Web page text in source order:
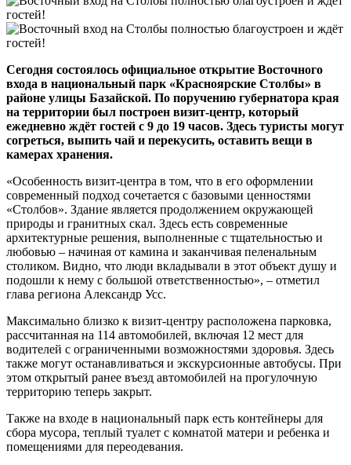
Сегодня состоялось официальное открытие Восточного
входа в национальный парк «Красноярские Столбы» в
районе улицы Базайской. По поручению губернатора края
на территории был построен визит-центр, который
ежедневно ждёт гостей с 9 до 19 часов. Здесь туристы могут
согреться, выпить чай и перекусить, оставить вещи в
камерах хранения.
«Особенность визит-центра в том, что в его оформлении
современный подход сочетается с базовыми ценностями
«Столбов». Здание является продолжением окружающей
природы и гранитных скал. Здесь есть современные
архитектурные решения, выполненные с тщательностью и
любовью – начиная от камина и заканчивая пеленальным
столиком. Видно, что люди вкладывали в этот объект душу и
подошли к нему с большой ответственностью», – отметил
глава региона Александр Усс.
Максимально близко к визит-центру расположена парковка,
рассчитанная на 114 автомобилей, включая 12 мест для
водителей с ограниченными возможностями здоровья. Здесь
также могут останавливаться и экскурсионные автобусы. При
этом открытый ранее въезд автомобилей на прогулочную
территорию теперь закрыт.
Также на входе в национальный парк есть контейнеры для
сбора мусора, теплый туалет с комнатой матери и ребенка и
помещениями для переодевания.